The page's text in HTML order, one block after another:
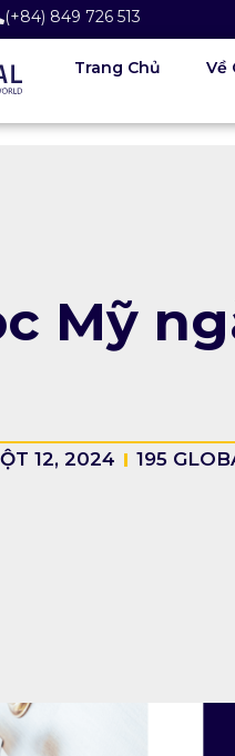
(+84) 849 726 513
Trang Chủ Về
Mỹ
12, 2024 195